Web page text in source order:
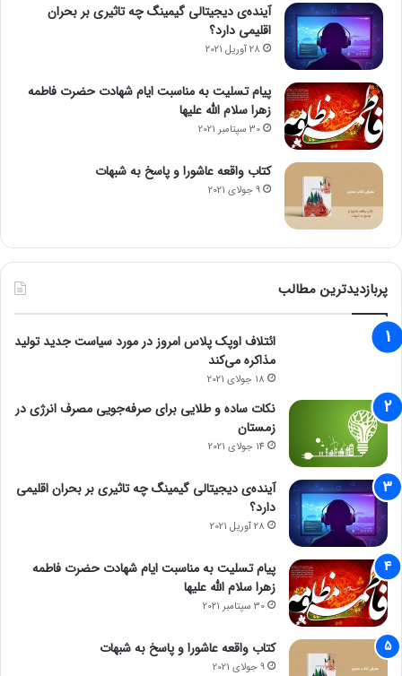
آینده‌ی دیجیتالی گیمینگ چه تاثیری بر بحران
اقلیمی دارد؟
28 آوریل 2021
پیام تسلیت به مناسبت ایام شهادت حضرت فاطمه
زهرا سلام الله علیها
30 سپتامبر 2021
کتاب واقعه عاشورا و پاسخ به شبهات
9 جولای 2021
پربازدیدترین مطالب
ائتلاف اوپک پلاس امروز در مورد سیاست جدید تولید
مذاکره می‌کند
18 جولای 2021
نکات ساده و طلایی برای صرفه‌جویی مصرف انرژی در
زمستان
14 جولای 2021
آینده‌ی دیجیتالی گیمینگ چه تاثیری بر بحران اقلیمی
دارد؟
28 آوریل 2021
پیام تسلیت به مناسبت ایام شهادت حضرت فاطمه
زهرا سلام الله علیها
30 سپتامبر 2021
کتاب واقعه عاشورا و پاسخ به شبهات
9 جولای 2021